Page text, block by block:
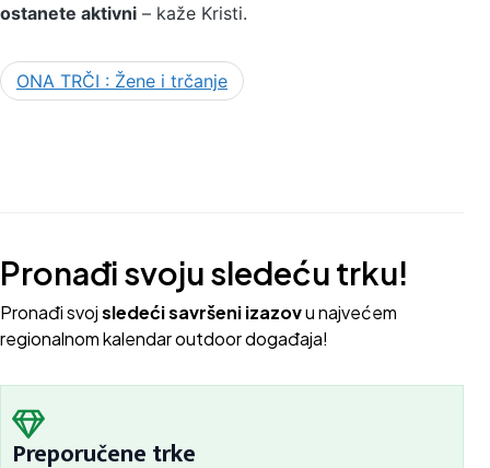
ostanete aktivni – kaže Kristi.
ONA TRČI : Žene i trčanje
Pronađi svoju sledeću trku!
Pronađi svojsledeći savršeni izazovu najvećem
regionalnom kalendar outdoor događaja!
Preporučene trke